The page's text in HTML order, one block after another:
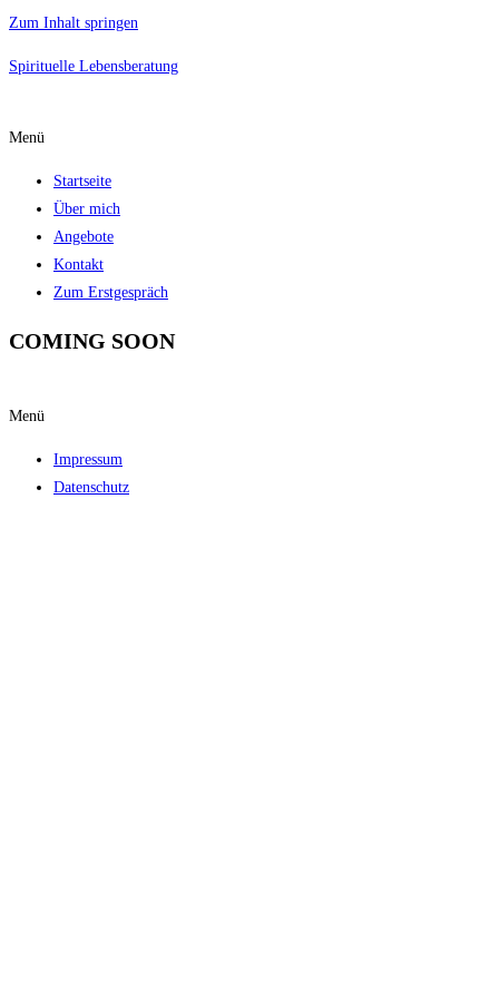
Zum Inhalt springen
Spirituelle Lebensberatung
Menü
Startseite
Über mich
Angebote
Kontakt
Zum Erstgespräch
COMING SOON
Menü
Impressum
Datenschutz